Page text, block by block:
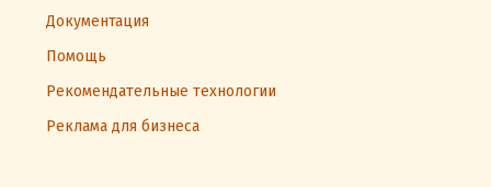
Документация
Помощь
Рекомендательные технологии
Реклама для бизнеса